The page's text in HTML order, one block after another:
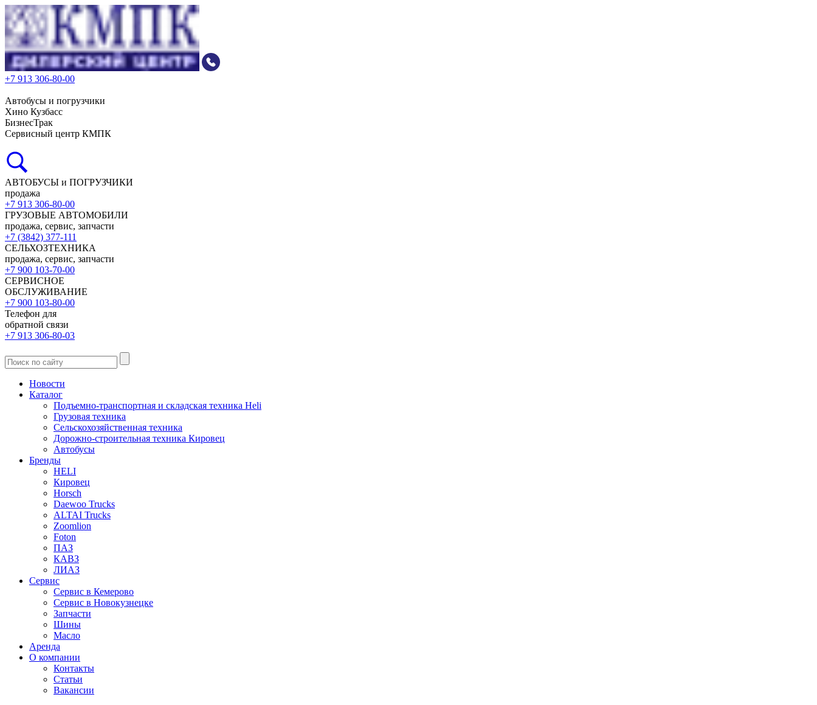
+7 913 306-80-00
Автобусы и погрузчики
Хино Кузбасс
БизнесТрак
Сервисный центр КМПК
АВТОБУСЫ и ПОГРУЗЧИКИ
продажа
+7 913 306-80-00
ГРУЗОВЫЕ АВТОМОБИЛИ
продажа, сервис, запчасти
+7 (3842) 377-111
СЕЛЬХОЗТЕХНИКА
продажа, сервис, запчасти
+7 900 103-70-00
СЕРВИСНОЕ
ОБСЛУЖИВАНИЕ
+7 900 103-80-00
Телефон для
обратной связи
+7 913 306-80-03
Новости
Каталог
Подъемно-транспортная и складская техника Heli
Грузовая техника
Сельскохозяйственная техника
Дорожно-строительная техника Кировец
Автобусы
Бренды
HELI
Кировец
Horsch
Daewoo Trucks
ALTAI Trucks
Zoomlion
Foton
ПАЗ
КАВЗ
ЛИАЗ
Сервис
Сервис в Кемерово
Сервис в Новокузнецке
Запчасти
Шины
Масло
Аренда
О компании
Контакты
Статьи
Вакансии